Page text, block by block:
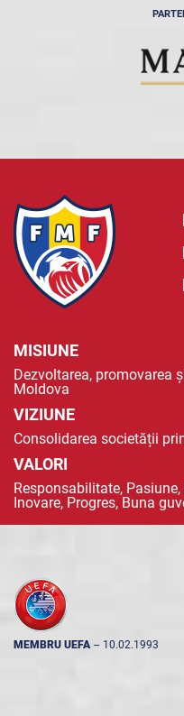
MISIUNE
Dezvoltarea, promovarea
Moldova
VIZIUNE
Consolidarea societății
VALORI
Responsabilitate, Pasiune,
Inovare, Progres, Buna
MEMBRU UEFA -- 10.02.1993